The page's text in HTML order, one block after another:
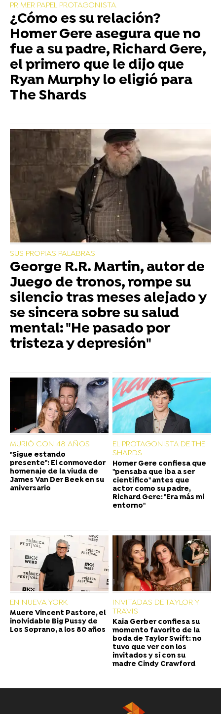
PRIMER PAPEL PROTAGONISTA
¿Cómo es su relación?
Homer Gere asegura que no
fue a su padre, Richard Gere,
el primero que le dijo que
Ryan Murphy lo eligió para
The Shards
SUS PROPIAS PALABRAS
George R.R. Martin, autor de
Juego de tronos, rompe su
silencio tras meses alejado y
se sincera sobre su salud
mental: "He pasado por
tristeza y depresión"
MURIÓ CON 48 AÑOS
"Sigue estando
presente": El conmovedor
homenaje de la viuda de
James Van Der Beek en su
aniversario
EL PROTAGONISTA DE THE
SHARDS
Homer Gere confiesa que
"pensaba que iba a ser
científico" antes que
actor como su padre,
Richard Gere: "Era más mi
entorno"
EN NUEVA YORK
Muere Vincent Pastore, el
inolvidable Big Pussy de
Los Soprano, a los 80 años
INVITADAS DE TAYLOR Y
TRAVIS
Kaia Gerber confiesa su
momento favorito de la
boda de Taylor Swift: no
tuvo que ver con los
invitados y sí con su
madre Cindy Crawford